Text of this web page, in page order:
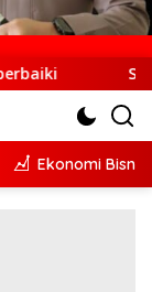
Sinergi Lintas
Ekonomi Bisnis